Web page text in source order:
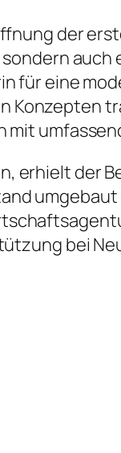
der
für eine
erhielt der
bei